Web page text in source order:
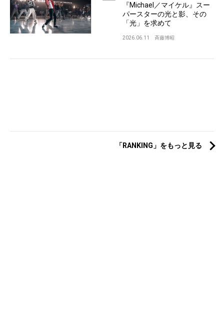
『Michael／マイケル』スー
パースターの光と影、その
「光」を求めて
2026.06.11 斉藤博昭
「RANKING」をもっと見る